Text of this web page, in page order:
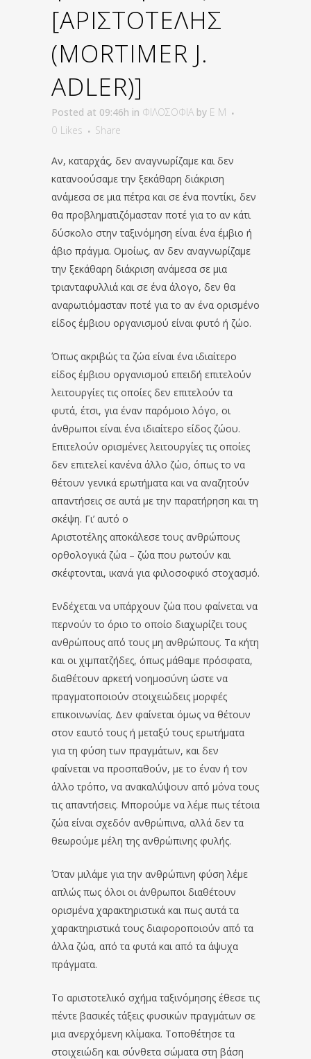
[ΑΡΙΣΤΟΤΕΛΗΣ
(MORTIMER J.
ADLER)]
Posted at 09:46h in ΦΙΛΟΣΟΦΙΑ by E M
0 Likes Share
Αν, καταρχάς, δεν αναγνωρίζαμε και δεν
κατανοούσαμε την ξεκάθαρη διάκριση
ανάμεσα σε μια πέτρα και σε ένα ποντίκι, δεν
θα προβληματιζόμασταν ποτέ για το αν κάτι
δύσκολο στην ταξινόμηση είναι ένα έμβιο ή
άβιο πράγμα. Ομοίως, αν δεν αναγνωρίζαμε
την ξεκάθαρη διάκριση ανάμεσα σε μια
τριανταφυλλιά και σε ένα άλογο, δεν θα
αναρωτιόμασταν ποτέ για το αν ένα ορισμένο
είδος έμβιου οργανισμού είναι φυτό ή ζώο.
Όπως ακριβώς τα ζώα είναι ένα ιδιαίτερο
είδος έμβιου οργανισμού επειδή επιτελούν
λειτουργίες τις οποίες δεν επιτελούν τα
φυτά, έτσι, για έναν παρόμοιο λόγο, οι
άνθρωποι είναι ένα ιδιαίτερο είδος ζώου.
Επιτελούν ορισμένες λειτουργίες τις οποίες
δεν επιτελεί κανένα άλλο ζώο, όπως το να
θέτουν γενικά ερωτήματα και να αναζητούν
απαντήσεις σε αυτά με την παρατήρηση και τη
σκέψη. Γι’ αυτό ο
Αριστοτέλης αποκάλεσε τους ανθρώπους
ορθολογικά ζώα – ζώα που ρωτούν και
σκέφτονται, ικανά για φιλοσοφικό στοχασμό.
Ενδέχεται να υπάρχουν ζώα που φαίνεται να
περνούν το όριο το οποίο διαχωρίζει τους
ανθρώπους από τους μη ανθρώπους. Τα κήτη
και οι χιμπατζήδες, όπως μάθαμε πρόσφατα,
διαθέτουν αρκετή νοημοσύνη ώστε να
πραγματοποιούν στοιχειώδεις μορφές
επικοινωνίας. Δεν φαίνεται όμως να θέτουν
στον εαυτό τους ή μεταξύ τους ερωτήματα
για τη φύση των πραγμάτων, και δεν
φαίνεται να προσπαθούν, με το έναν ή τον
άλλο τρόπο, να ανακαλύψουν από μόνα τους
τις απαντήσεις. Μπορούμε να λέμε πως τέτοια
ζώα είναι σχεδόν ανθρώπινα, αλλά δεν τα
θεωρούμε μέλη της ανθρώπινης φυλής.
Όταν μιλάμε για την ανθρώπινη φύση λέμε
απλώς πως όλοι οι άνθρωποι διαθέτουν
ορισμένα χαρακτηριστικά και πως αυτά τα
χαρακτηριστικά τους διαφοροποιούν από τα
άλλα ζώα, από τα φυτά και από τα άψυχα
πράγματα.
Το αριστοτελικό σχήμα ταξινόμησης έθεσε τις
πέντε βασικές τάξεις φυσικών πραγμάτων σε
μια ανερχόμενη κλίμακα. Τοποθέτησε τα
στοιχειώδη και σύνθετα σώματα στη βάση